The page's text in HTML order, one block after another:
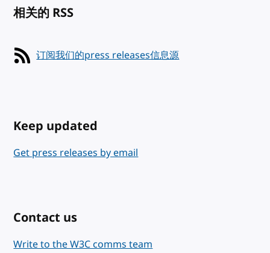
相关的 RSS
订阅我们的press releases信息源
Keep updated
Get press releases by email
Contact us
Write to the W3C comms team